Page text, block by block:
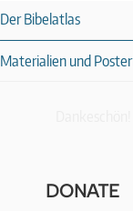
Der Bibelatlas
Materialien und Poster
DONATE